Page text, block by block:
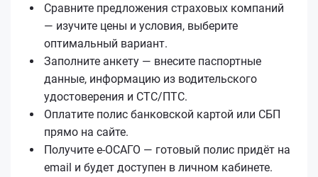
Сравните предложения страховых компаний
— изучите цены и условия, выберите
оптимальный вариант.
Заполните анкету — внесите паспортные
данные, информацию из водительского
удостоверения и СТС/ПТС.
Оплатите полис банковской картой или СБП
прямо на сайте.
Получите е‑ОСАГО — готовый полис придёт на
email и будет доступен в личном кабинете.